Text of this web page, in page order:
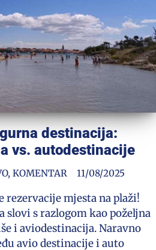
destinacija:
vs. autodestinacije
, KOMENTAR 11/08/2025
rezervacije mjesta na plaži!
slovi s razlogom kao poželjna
i aviodestinacija. Naravno
avio destinacije i auto